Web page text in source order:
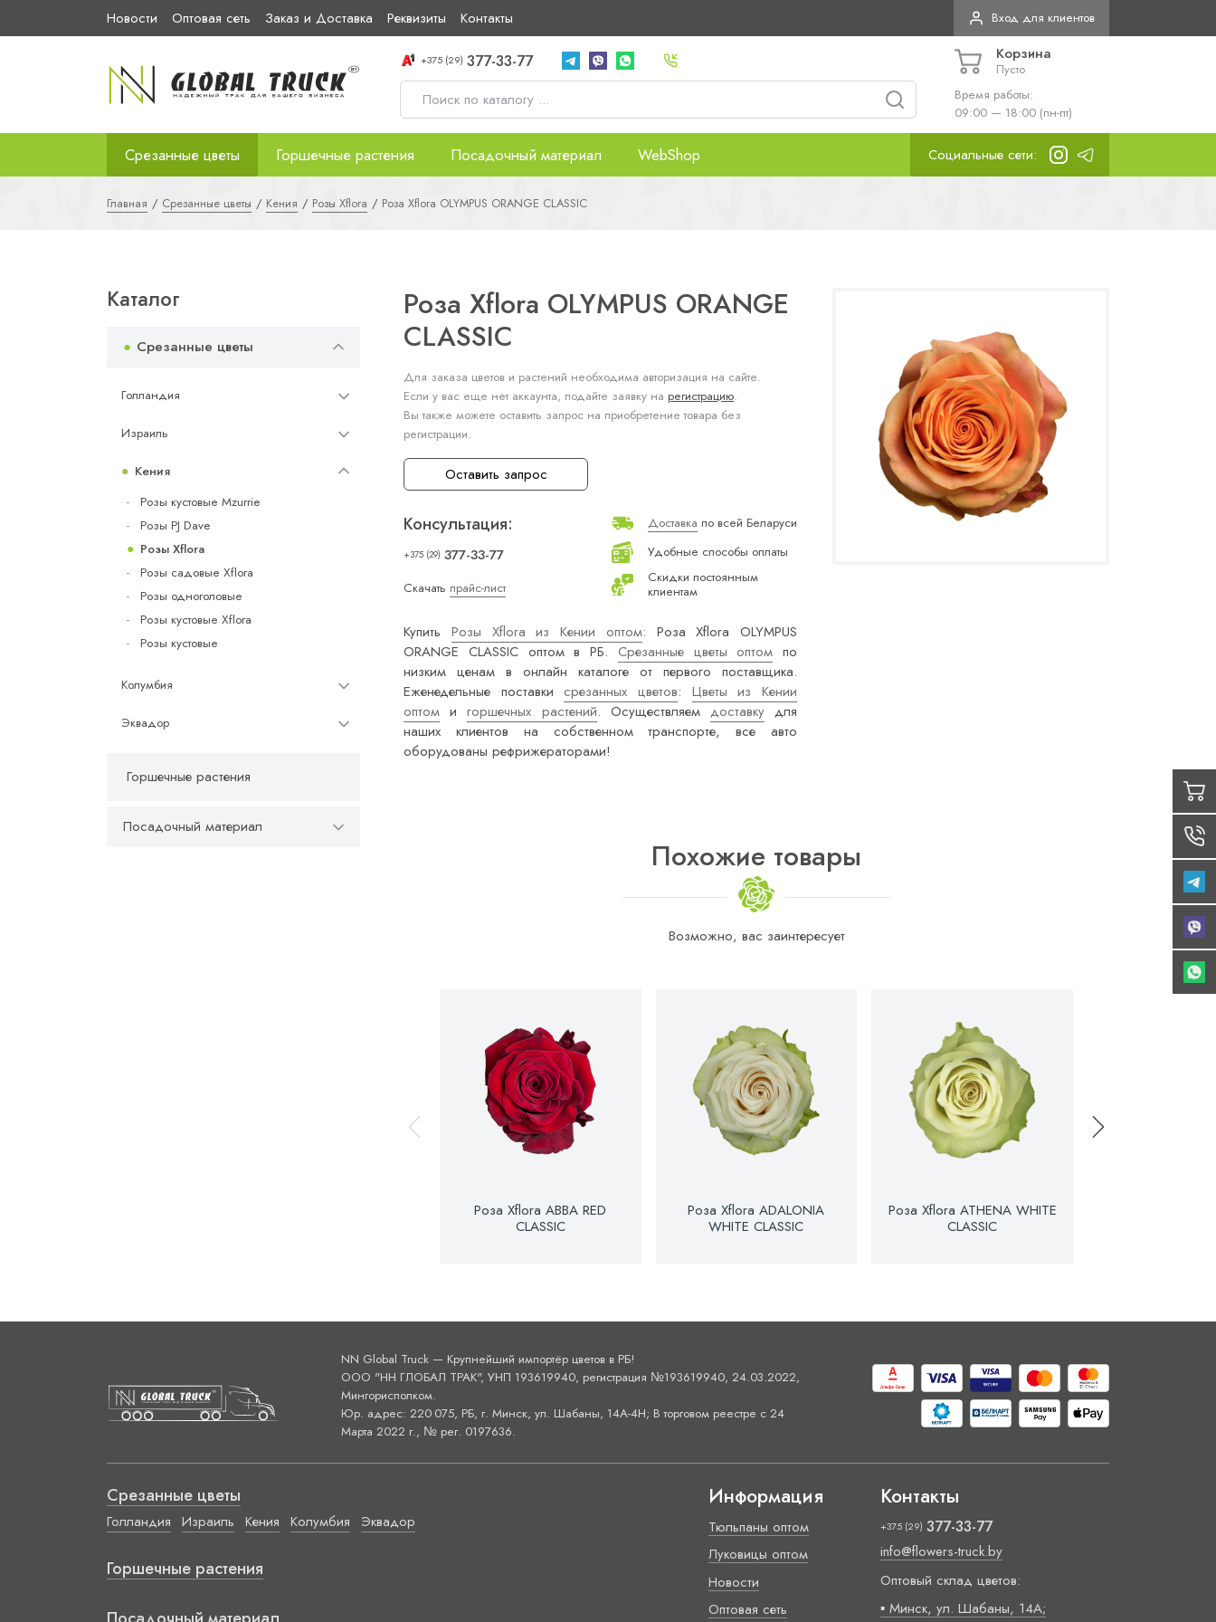
Новости Оптовая сеть Заказ и Доставка Реквизиты Контакты Вход для клиентов
+375 (29) 377-33-77 Корзина
Пусто
Время работы:
09:00 — 18:00 (пн-пт)
Срезанные цветы Горшечные растения Посадочный материал WebShop Социальные сети:
Главная Срезанные цветы Кения Розы Xflora Роза Xflora OLYMPUS ORANGE CLASSIC
Каталог
Срезанные цветы
Голландия
Израиль
Кения
Розы кустовые Mzurrie
Розы PJ Dave
Розы Xflora
Розы садовые Xflora
Розы одноголовые
Розы кустовые Xflora
Розы кустовые
Колумбия
Эквадор
Горшечные растения
Посадочный материал
Роза Xflora OLYMPUS ORANGE
CLASSIC
Для заказа цветов и растений необходима авторизация на сайте.
Если у вас еще нет аккаунта, подайте заявку на регистрацию.
Вы также можете оставить запрос на приобретение товара без
регистрации.
Оставить запрос
Консультация:
+375 (29) 377-33-77
Скачать прайс-лист
Доставка по всей Беларуси
Удобные способы оплаты
Скидки постоянным
клиентам
Купить Розы Xflora из Кении оптом: Роза Xflora OLYMPUS
ORANGE CLASSIC оптом в РБ. Срезанные цветы оптом по
низким ценам в онлайн каталоге от первого поставщика.
Еженедельные поставкисрезанных цветов: Цветы из Кении
оптом игоршечных растений. Осуществляем доставкудля
наших клиентов на собственном транспорте, все авто
оборудованы рефрижераторами!
Похожие товары
Возможно, вас заинтересует
Роза Xflora ABBA RED
CLASSIC
Роза Xflora ADALONIA
WHITE CLASSIC
Роза Xflora ATHENA WHITE
CLASSIC
NN Global Truck — Крупнейший импортёр цветов в РБ!
ООО "НН ГЛОБАЛ ТРАК", УНП 193619940, регистрация №193619940, 24.03.2022,
Мингорисполком.
Юр. адрес: 220 075, РБ, г. Минск, ул. Шабаны, 14А-4H; В торговом реестре с 24
Марта 2022 г., № рег. 0197636.
Срезанные цветы
Голландия Израиль Кения Колумбия Эквадор
Горшечные растения
Информация
Тюльпаны оптом
Луковицы оптом
Новости
Оптовая сеть
Контакты
+375 (29) 377-33-77
info@flowers-truck.by
Оптовый склад цветов:
▪ Минск, ул. Шабаны, 14А;